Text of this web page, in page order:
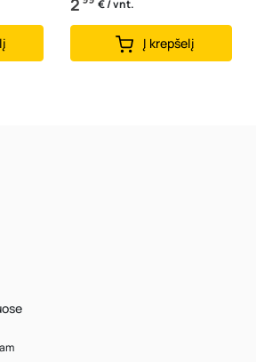
2 € / vnt.
Į krepšelį